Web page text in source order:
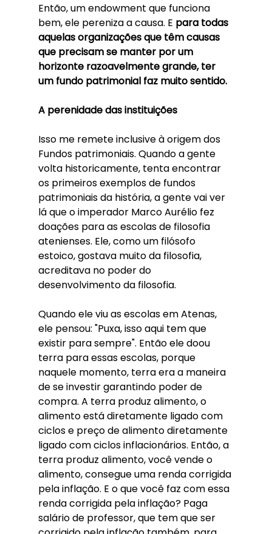
Então, um endowment que funciona
bem, ele pereniza a causa. E para todas
aquelas organizações que têm causas
que precisam se manter por um
horizonte razoavelmente grande, ter
um fundo patrimonial faz muito sentido.
A perenidade das instituições
Isso me remete inclusive à origem dos
Fundos patrimoniais. Quando a gente
volta historicamente, tenta encontrar
os primeiros exemplos de fundos
patrimoniais da história, a gente vai ver
lá que o imperador Marco Aurélio fez
doações para as escolas de filosofia
atenienses. Ele, como um filósofo
estoico, gostava muito da filosofia,
acreditava no poder do
desenvolvimento da filosofia.
Quando ele viu as escolas em Atenas,
ele pensou: "Puxa, isso aqui tem que
existir para sempre". Então ele doou
terra para essas escolas, porque
naquele momento, terra era a maneira
de se investir garantindo poder de
compra. A terra produz alimento, o
alimento está diretamente ligado com
ciclos e preço de alimento diretamente
ligado com ciclos inflacionários. Então, a
terra produz alimento, você vende o
alimento, consegue uma renda corrigida
pela inflação. E o que você faz com essa
renda corrigida pela inflação? Paga
salário de professor, que tem que ser